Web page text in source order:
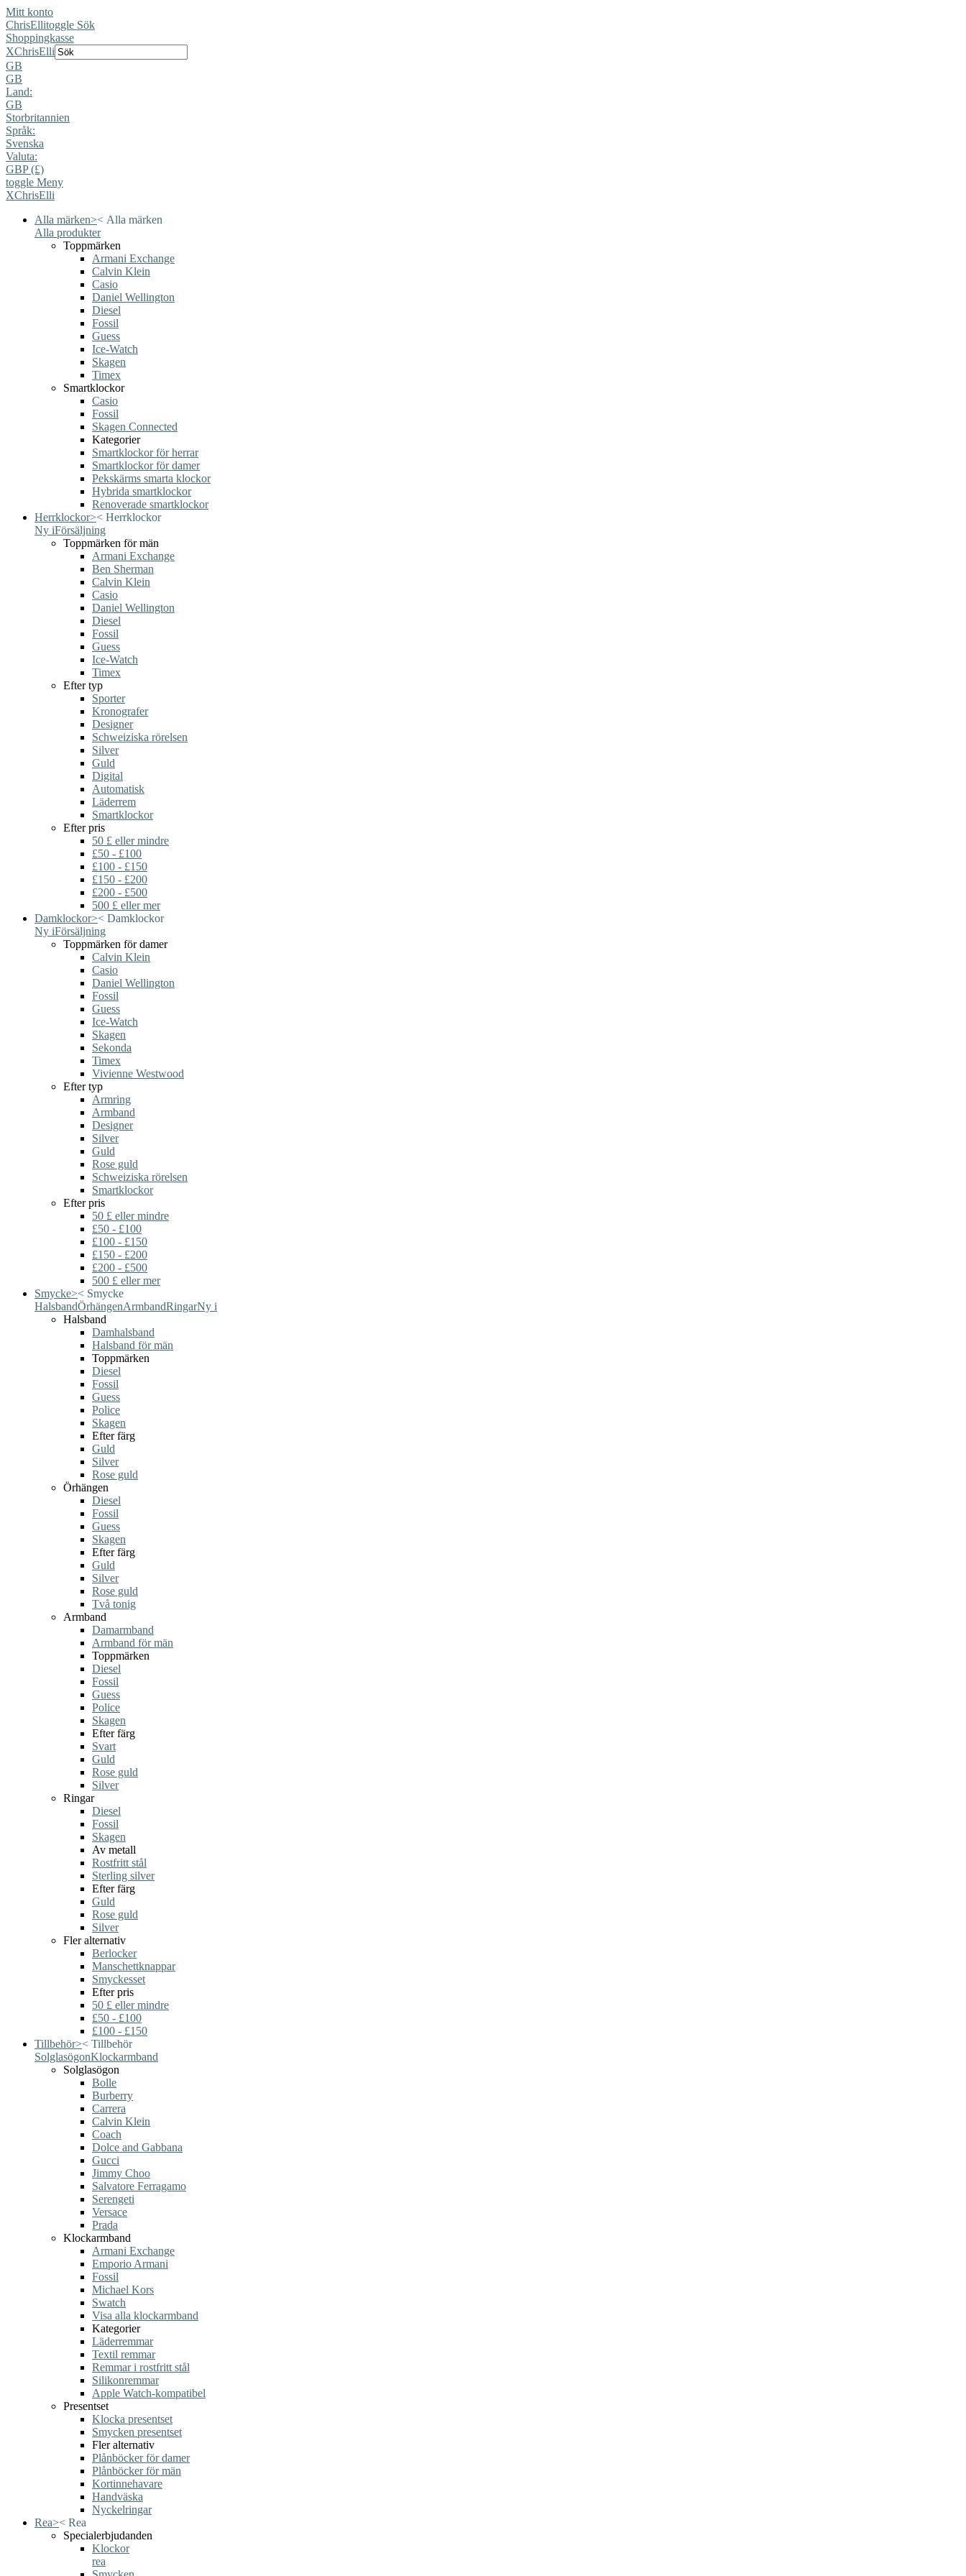
Mitt konto
ChrisEllitoggle Sök
Shoppingkasse
XChrisElli
GB
GB
Land:
GB
Storbritannien
Språk:
Svenska
Valuta:
GBP (£)
toggle Meny
XChrisElli
Alla märken>< Alla märken
Alla produkter
Toppmärken
Armani Exchange
Calvin Klein
Casio
Daniel Wellington
Diesel
Fossil
Guess
Ice-Watch
Skagen
Timex
Smartklockor
Casio
Fossil
Skagen Connected
Kategorier
Smartklockor för herrar
Smartklockor för damer
Pekskärms smarta klockor
Hybrida smartklockor
Renoverade smartklockor
Herrklockor>< Herrklockor
Ny iFörsäljning
Toppmärken för män
Armani Exchange
Ben Sherman
Calvin Klein
Casio
Daniel Wellington
Diesel
Fossil
Guess
Ice-Watch
Timex
Efter typ
Sporter
Kronografer
Designer
Schweiziska rörelsen
Silver
Guld
Digital
Automatisk
Läderrem
Smartklockor
Efter pris
50 £ eller mindre
£50 - £100
£100 - £150
£150 - £200
£200 - £500
500 £ eller mer
Damklockor>< Damklockor
Ny iFörsäljning
Toppmärken för damer
Calvin Klein
Casio
Daniel Wellington
Fossil
Guess
Ice-Watch
Skagen
Sekonda
Timex
Vivienne Westwood
Efter typ
Armring
Armband
Designer
Silver
Guld
Rose guld
Schweiziska rörelsen
Smartklockor
Efter pris
50 £ eller mindre
£50 - £100
£100 - £150
£150 - £200
£200 - £500
500 £ eller mer
Smycke>< Smycke
HalsbandÖrhängenArmbandRingarNy i
Halsband
Damhalsband
Halsband för män
Toppmärken
Diesel
Fossil
Guess
Police
Skagen
Efter färg
Guld
Silver
Rose guld
Örhängen
Diesel
Fossil
Guess
Skagen
Efter färg
Guld
Silver
Rose guld
Två tonig
Armband
Damarmband
Armband för män
Toppmärken
Diesel
Fossil
Guess
Police
Skagen
Efter färg
Svart
Guld
Rose guld
Silver
Ringar
Diesel
Fossil
Skagen
Av metall
Rostfritt stål
Sterling silver
Efter färg
Guld
Rose guld
Silver
Fler alternativ
Berlocker
Manschettknappar
Smyckesset
Efter pris
50 £ eller mindre
£50 - £100
£100 - £150
Tillbehör>< Tillbehör
SolglasögonKlockarmband
Solglasögon
Bolle
Burberry
Carrera
Calvin Klein
Coach
Dolce and Gabbana
Gucci
Jimmy Choo
Salvatore Ferragamo
Serengeti
Versace
Prada
Klockarmband
Armani Exchange
Emporio Armani
Fossil
Michael Kors
Swatch
Visa alla klockarmband
Kategorier
Läderremmar
Textil remmar
Remmar i rostfritt stål
Silikonremmar
Apple Watch-kompatibel
Presentset
Klocka presentset
Smycken presentset
Fler alternativ
Plånböcker för damer
Plånböcker för män
Kortinnehavare
Handväska
Nyckelringar
Rea>< Rea
Specialerbjudanden
Klockor
rea